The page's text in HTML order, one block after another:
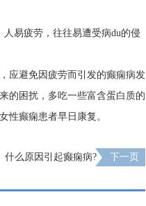
易疲劳，往往易遭受病du的侵
应避免因疲劳而引发的癫痫病发
的困扰，多吃一些富含蛋白质的
性癫痫患者早日康复。
什么原因引起癫痫病? 下一页